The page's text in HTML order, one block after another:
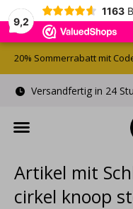
9,2
1163
Versandfertig in 24
20% Sommerrabatt mit
Artikel mit
cirkel knoop